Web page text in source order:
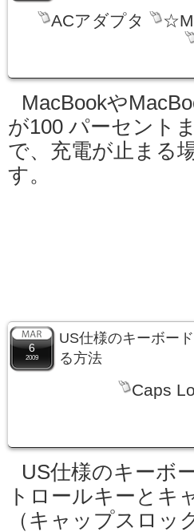
ACアダプタ
MacBookや
が100 パーセント
で、充電が止まる
す。
6
2009
US仕様のキーボー
る方法
Caps
US仕様のキーボ
トロールキーとキ
（キャップスロッ